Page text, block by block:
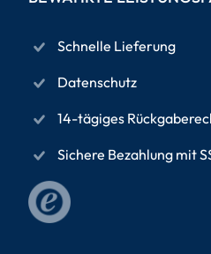
Schnelle Lieferung
Datenschutz
14-tägiges
Sichere Bezahlung mit